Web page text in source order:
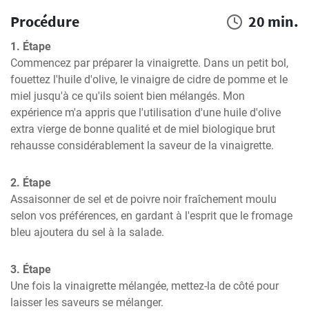
Procédure 20 min.
1. Étape
Commencez par préparer la vinaigrette. Dans un petit bol,
fouettez l'huile d'olive, le vinaigre de cidre de pomme et le
miel jusqu'à ce qu'ils soient bien mélangés. Mon
expérience m'a appris que l'utilisation d'une huile d'olive
extra vierge de bonne qualité et de miel biologique brut
rehausse considérablement la saveur de la vinaigrette.
2. Étape
Assaisonner de sel et de poivre noir fraîchement moulu
selon vos préférences, en gardant à l'esprit que le fromage
bleu ajoutera du sel à la salade.
3. Étape
Une fois la vinaigrette mélangée, mettez-la de côté pour
laisser les saveurs se mélanger.